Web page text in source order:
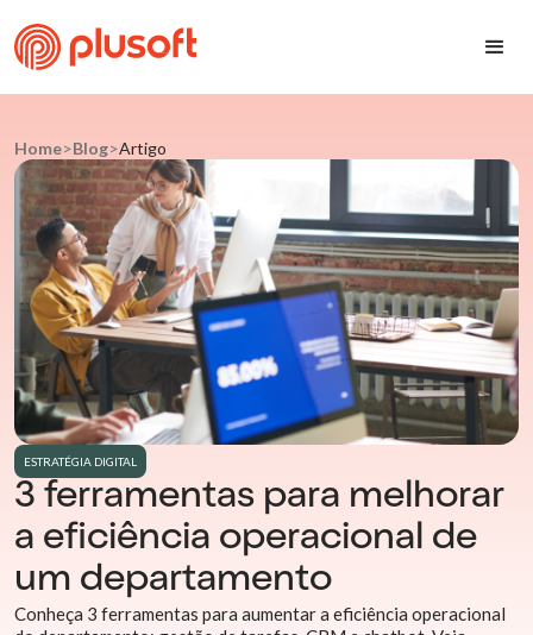
Home>Blog>Artigo
ESTRATÉGIA DIGITAL
3 ferramentas para melhorar
a eficiência operacional de
um departamento
Conheça 3 ferramentas para aumentar a eficiência operacional